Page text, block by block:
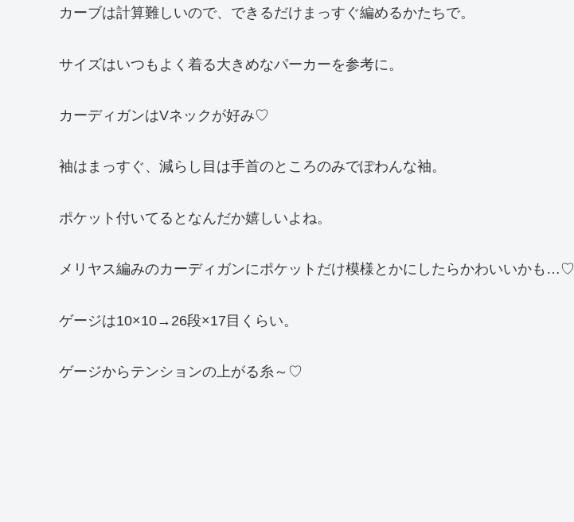
カーブは計算難しいので、できるだけまっすぐ編めるかたちで。
サイズはいつもよく着る大きめなパーカーを参考に。
カーディガンはVネックが好み♡
袖はまっすぐ、減らし目は手首のところのみでぽわんな袖。
ポケット付いてるとなんだか嬉しいよね。
メリヤス編みのカーディガンにポケットだけ模様とかにしたらかわいいかも…♡
ゲージは10×10→26段×17目くらい。
ゲージからテンションの上がる糸～♡